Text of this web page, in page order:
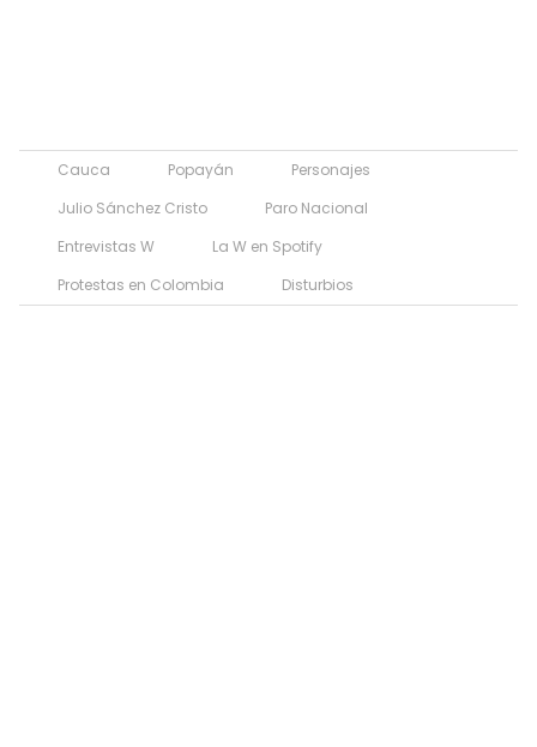
Cauca Popayán
Personajes
Julio Sánchez Cristo
Paro Nacional
Entrevistas W
La W en Spotify
Protestas en Colombia
Disturbios